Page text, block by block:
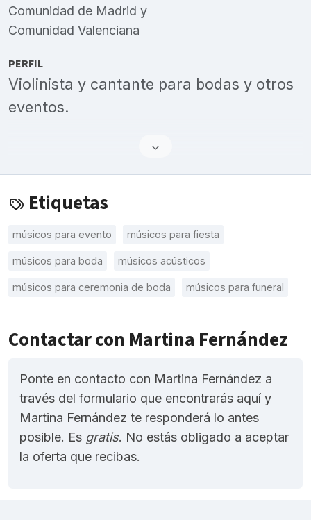
Comunidad de Madrid y
Comunidad Valenciana
PERFIL
Violinista y cantante para bodas y otros
eventos.
Etiquetas
músicos para evento músicos para fiesta
músicos para boda músicos acústicos
músicos para ceremonia de boda músicos para funeral
Contactar con Martina Fernández
Ponte en contacto con Martina Fernández a
través del formulario que encontrarás aquí y
Martina Fernández te responderá lo antes
posible. Es gratis. No estás obligado a aceptar
la oferta que recibas.